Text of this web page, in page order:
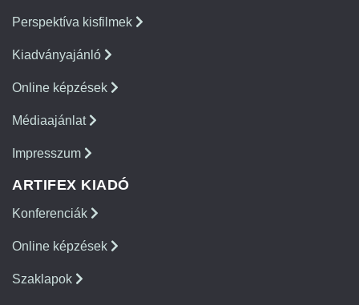
Perspektíva kisfilmek
Kiadványajánló
Online képzések
Médiaajánlat
Impresszum
ARTIFEX KIADÓ
Konferenciák
Online képzések
Szaklapok